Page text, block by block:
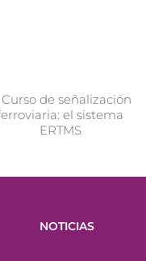
señalización
ferroviaria: el
NOTICIAS